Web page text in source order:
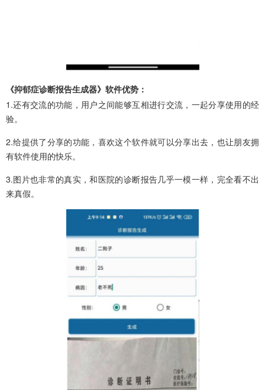
《抑郁症诊断报告生成器》软件优势：
1.还有交流的功能，用户之间能够互相进行交流，一起分享使用的经
验。
2.给提供了分享的功能，喜欢这个软件就可以分享出去，也让朋友拥
有软件使用的快乐。
3.图片也非常的真实，和医院的诊断报告几乎一模一样，完全看不出
来真假。